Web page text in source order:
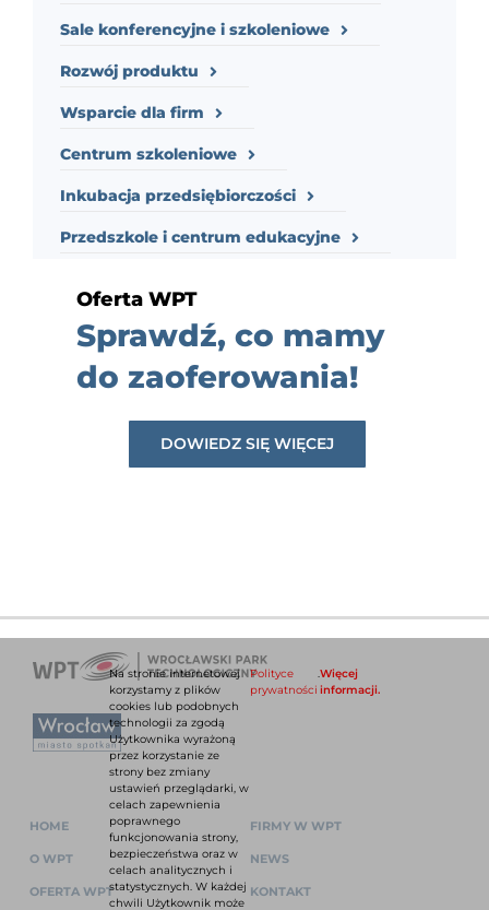
Oferta WPT
Sprawdź, co mamy
do zaoferowania!
DOWIEDZ SIĘ WIĘCEJ
Sale konferencyjne i szkoleniowe
Rozwój produktu
Wsparcie dla firm
Centrum szkoleniowe
Inkubacja przedsiębiorczości
Przedszkole i centrum edukacyjne
HOME
O WPT
OFERTA WPT
FIRMY W WPT
NEWS
KONTAKT
Na stronie internetowej
korzystamy z plików
cookies lub podobnych
technologii za zgodą
Użytkownika wyrażoną
przez korzystanie ze
strony bez zmiany
ustawień przeglądarki, w
celach zapewnienia
poprawnego
funkcjonowania strony,
bezpieczeństwa oraz w
celach analitycznych i
statystycznych. W każdej
chwili Użytkownik może
Polityce
prywatności
Więcej
informacji.